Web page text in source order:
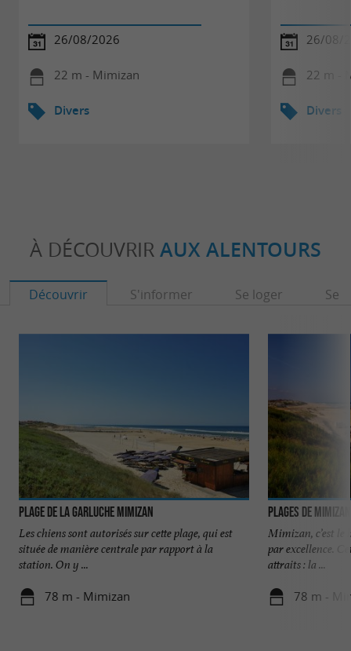
26/08/2026
22 m - Mimizan
Divers
26/08/
22 m -
Divers
À DÉCOUVRIR AUX ALENTOURS
Découvrir S'informer Se loger Se
Plage de la Garluche Mimizan
Les chiens sont autorisés sur cette plage, qui est
située de manière centrale par rapport à la
station. On y ...
78 m - Mimizan
Plages de
Mimizan, c’est le
par excellence.
attraits : la ...
78 m -